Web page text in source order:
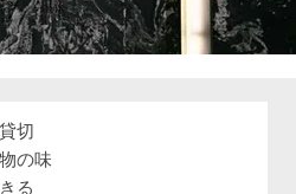
切
の味
る